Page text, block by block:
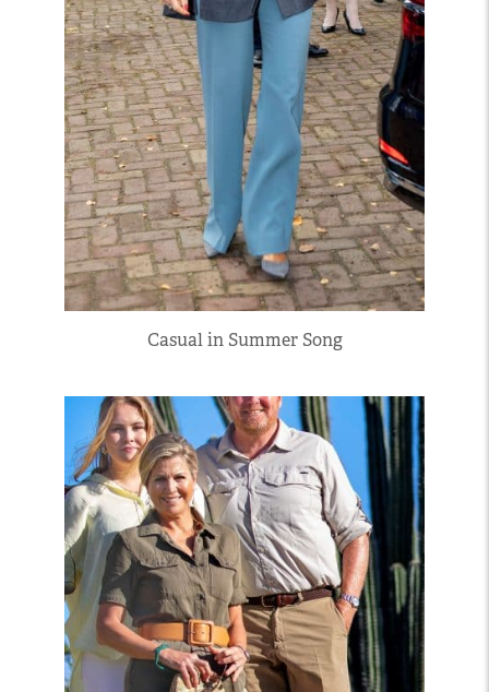
Casual in Summer Song